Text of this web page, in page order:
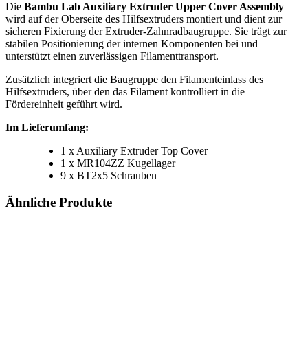
Die Bambu Lab Auxiliary Extruder Upper Cover Assembly
wird auf der Oberseite des Hilfsextruders montiert und dient zur
sicheren Fixierung der Extruder-Zahnradbaugruppe. Sie trägt zur
stabilen Positionierung der internen Komponenten bei und
unterstützt einen zuverlässigen Filamenttransport.
Zusätzlich integriert die Baugruppe den Filamenteinlass des
Hilfsextruders, über den das Filament kontrolliert in die
Fördereinheit geführt wird.
Im Lieferumfang:
1 x Auxiliary Extruder Top Cover
1 x MR104ZZ Kugellager
9 x BT2x5 Schrauben
Ähnliche Produkte